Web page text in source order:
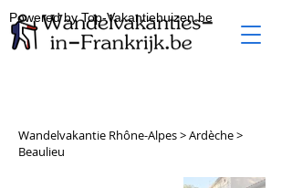
Powered by Top-Vakantiehuizen.be
Wandelvakantie Rhône-Alpes > Ardèche >
Beaulieu